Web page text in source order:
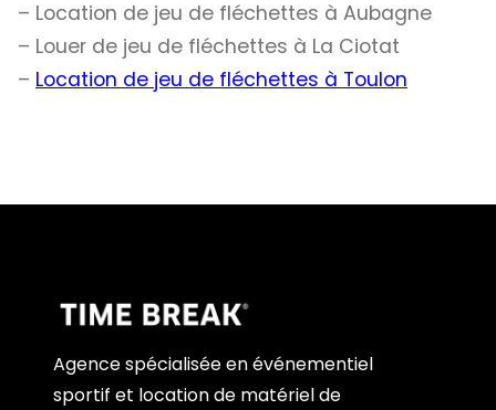
– Location de jeu de fléchettes à Aubagne
– Louer de jeu de fléchettes à La Ciotat
– Location de jeu de fléchettes à Toulon
Agence spécialisée en événementiel
sportif et location de matériel de